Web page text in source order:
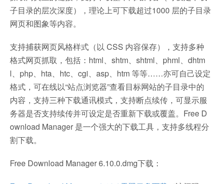
子目录的层次深度），理论上可下载超过1000 层的子目录
网页和图象等内容。
支持捕获网页风格样式（以 CSS 内容保存），支持多种
格式网页抓取，包括：html、shtm、shtml、phml、dhtm
l、php、hta、htc、cgi、asp、htm 等等……亦可自己设定
格式，可在线以“站点浏览器”查看目标网站的子目录中的
内容，支持三种下载通讯模式，支持断点续传，可显示服
务器是否支持续传并可设定是否重新下载或覆盖。Free D
ownload Manager 是一个强大的下载工具，支持多线程分
割下载。
Free Download Manager 6.10.0.dmg下载：